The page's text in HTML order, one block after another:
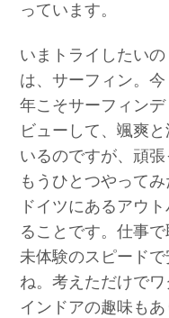
っています。
いまトライしたいの
は、サーフィン。今
年こそサーフィンデ
ビューして、颯爽
いるのですが、頑張
もうひとつやって
ドイツにあるアウ
ることです。仕事
未体験のスピード
ね。考えただけでワ
インドアの趣味も